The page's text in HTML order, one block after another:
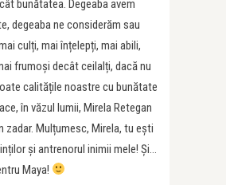
bunătatea. Degeaba avem
degeaba ne considerăm sau
culți, mai înțelepți, mai abili,
frumoși decât ceilalți, dacă nu
calitățile noastre cu bunătate
în văzul lumii, Mirela Retegan
zadar. Mulțumesc, Mirela, tu ești
și antrenorul inimii mele! Și…
Maya!